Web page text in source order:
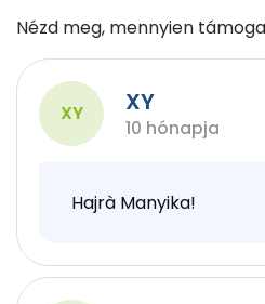
Nézd meg, mennyien
XY XY
10 hónapja
Hajrà Manyika!